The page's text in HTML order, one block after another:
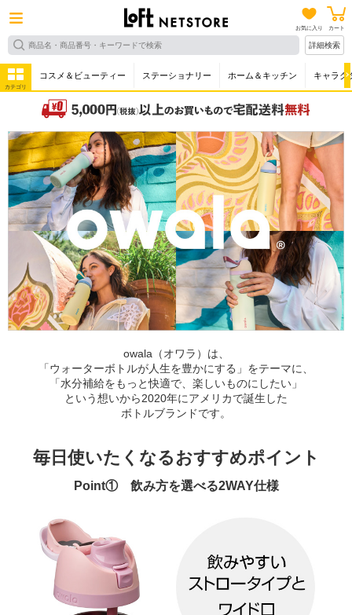
お気に入り カート
詳細検索
カテゴリ
コスメ＆ビューティー ステーショナリー ホーム＆キッチン キャラク
owala（オワラ）は、
「ウォーターボトルが人生を豊かにする」をテーマに、
「水分補給をもっと快適で、楽しいものにしたい」
という想いから2020年にアメリカで誕生した
ボトルブランドです。
毎日使いたくなるおすすめポイント
Point① 飲み方を選べる2WAY仕様